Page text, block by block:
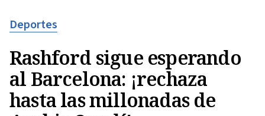
Deportes
Rashford sigue esperando
al Barcelona: ¡rechaza
hasta las millonadas de